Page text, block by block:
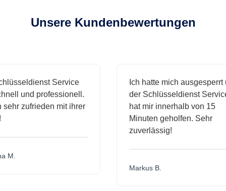
Unsere Kundenbewertungen
Service
und professionell.
zufrieden mit ihrer
Ich hatte mich ausgesperrt und
der Schlüsseldienst Service
hat mir innerhalb von 15
Minuten geholfen. Sehr
zuverlässig!
Markus B.